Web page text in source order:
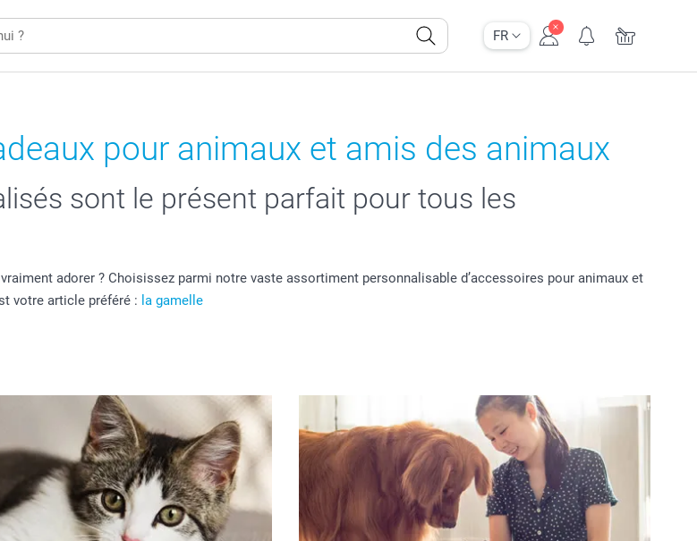
FR
pour animaux et amis des animaux
sont le présent parfait pour tous les
adorer ? Choisissez parmi notre vaste assortiment personnalisable d’accessoires pour animaux et
votre article préféré : la gamelle